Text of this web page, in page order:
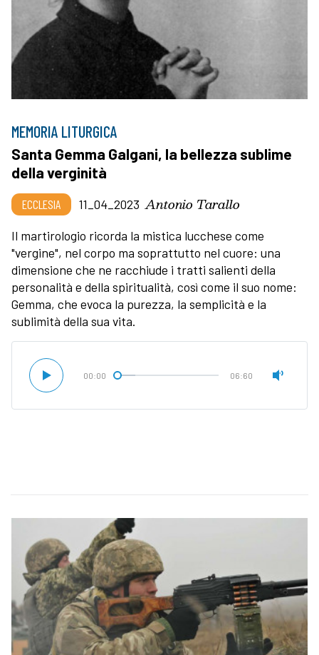
MEMORIA LITURGICA
Santa Gemma Galgani, la bellezza sublime
della verginità
ECCLESIA 11_04_2023 Antonio Tarallo
Il martirologio ricorda la mistica lucchese come
"vergine", nel corpo ma soprattutto nel cuore: una
dimensione che ne racchiude i tratti salienti della
personalità e della spiritualità, così come il suo nome:
Gemma, che evoca la purezza, la semplicità e la
sublimità della sua vita.
00:00 06:60